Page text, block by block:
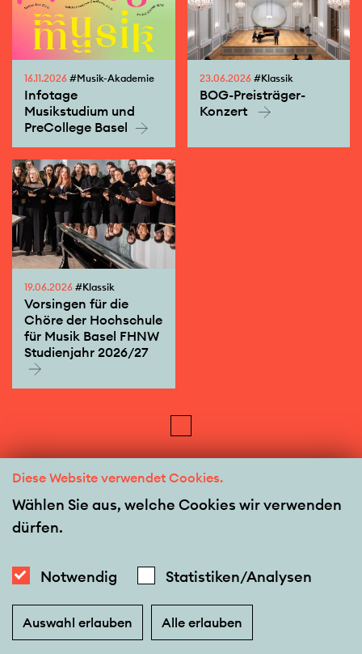
16.11.2026 #Musik-Akademie
Infotage
Musikstudium und
PreCollege Basel
23.06.2026#Klassik
BOG-Preisträger-
Konzert
19.06.2026 #Klassik
Vorsingen für die
Chöre der Hochschule
für Musik Basel FHNW
Studienjahr 2026/27
Diese Website verwendet Cookies.
Wählen Sie aus, welche Cookies wir verwenden
dürfen.
Notwendig Statistiken/Analysen
Auswahl erlauben Alle erlauben